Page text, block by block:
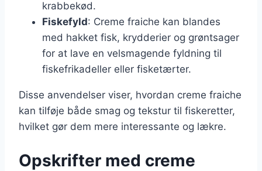
krabbekød.
Fiskefyld: Creme fraiche kan blandes
med hakket fisk, krydderier og grøntsager
for at lave en velsmagende fyldning til
fiskefrikadeller eller fisketærter.
Disse anvendelser viser, hvordan creme fraiche
kan tilføje både smag og tekstur til fiskeretter,
hvilket gør dem mere interessante og lækre.
Opskrifter med creme